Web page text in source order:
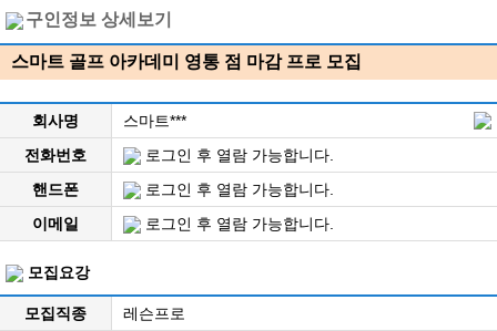
구인정보 상세보기
스마트 골프 아카데미 영통 점 마감 프로 모집
회사명
스마트***
전화번호
로그인 후 열람 가능합니다.
핸드폰
로그인 후 열람 가능합니다.
이메일
로그인 후 열람 가능합니다.
모집요강
모집직종
레슨프로